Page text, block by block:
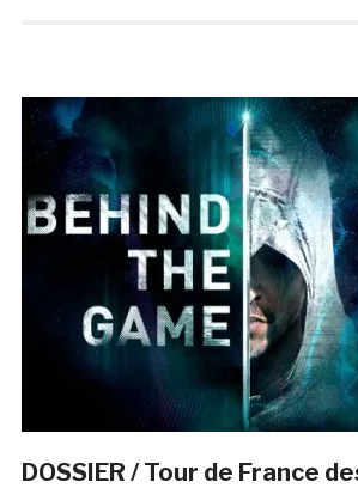
DOSSIER / Tour de France